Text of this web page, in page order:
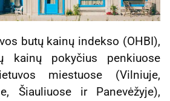
butų kainų indekso (OHBI),
kainų pokyčius penkiuose
miestuose (Vilniuje,
Šiauliuose ir Panevėžyje),